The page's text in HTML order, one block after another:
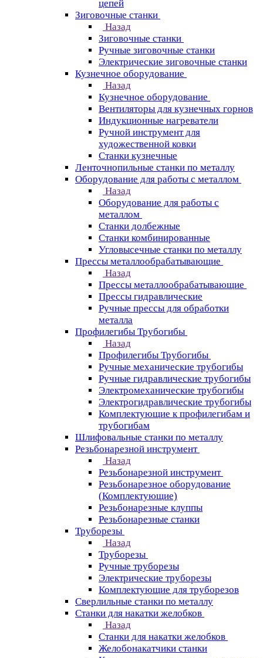
цепей
Зиговочные станки
Назад
Зиговочные станки
Ручные зиговочные станки
Электрические зиговочные станки
Кузнечное оборудование
Назад
Кузнечное оборудование
Вентиляторы для кузнечных горнов
Индукционные нагреватели
Ручной инструмент для
художественной ковки
Станки кузнечные
Ленточнопильные станки по металлу
Оборудование для работы с металлом
Назад
Оборудование для работы с
металлом
Станки долбежные
Станки комбинированные
Угловысечные станки по металлу
Прессы металлообрабатывающие
Назад
Прессы металлообрабатывающие
Прессы гидравлические
Ручные прессы для обработки
металла
Профилегибы Трубогибы
Назад
Профилегибы Трубогибы
Ручные механические трубогибы
Ручные гидравлические трубогибы
Электромеханические трубогибы
Электрогидравлические трубогибы
Комплектующие к профилегибам и
трубогибам
Шлифовальные станки по металлу
Резьбонарезной инструмент
Назад
Резьбонарезной инструмент
Резьбонарезное оборудование
(Комплектующие)
Резьбонарезные клуппы
Резьбонарезные станки
Труборезы
Назад
Труборезы
Ручные труборезы
Электрические труборезы
Комплектующие для труборезов
Сверлильные станки по металлу
Станки для накатки желобков
Назад
Станки для накатки желобков
Желобонакатчики станки